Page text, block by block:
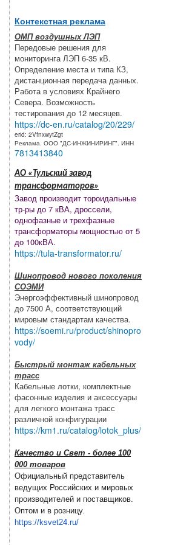
Контекстная реклама
ОМП воздушных ЛЭП
Передовые решения для
мониторинга ЛЭП 6-35 кВ.
Определение места и типа КЗ,
дистанционная передача данных.
Работа в условиях Крайнего
Севера. Возможность
тестирования до 12 месяцев.
https://dc-en.ru/catalog/20/229/
erid: 2VfnxwytZgt
Реклама. ООО "ДС-ИНЖИНИРИНГ". ИНН
7813413840
АО «Тульский завод
трансформаторов»
Завод производит тороидальные
тр-ры до 7 кВА, дроссели,
однофазные и трехфазные
трансформаторы мощностью от 5
до 100кВА.
https://tula-transformator.ru/
Шинопровод нового поколения
СОЭМИ
Энергоэффективный шинопровод
до 7500 А, соответствующий
мировым стандартам качества.
https://soemi.ru/product/shinopro
vody/
Быстрый монтаж кабельных
трасс
Кабельные лотки, комплектные
фасонные изделия и аксессуары
для легкого монтажа трасс
различной конфигурации
https://km1.ru/catalog/lotok_plus/
Качество и Свет - более 100
000 товаров
Официальный представитель
ведущих Российских и мировых
производителей и поставщиков.
Оптом и в розницу.
https://ksvet24.ru/